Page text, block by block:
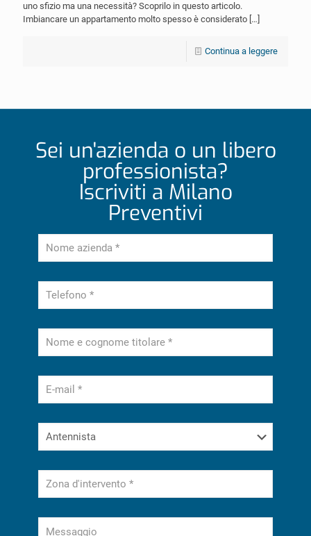
uno sfizio ma una necessità? Scoprilo in questo articolo.
Imbiancare un appartamento molto spesso è considerato […]
Continua a leggere
Sei un'azienda o un libero
professionista?
Iscriviti a Milano
Preventivi